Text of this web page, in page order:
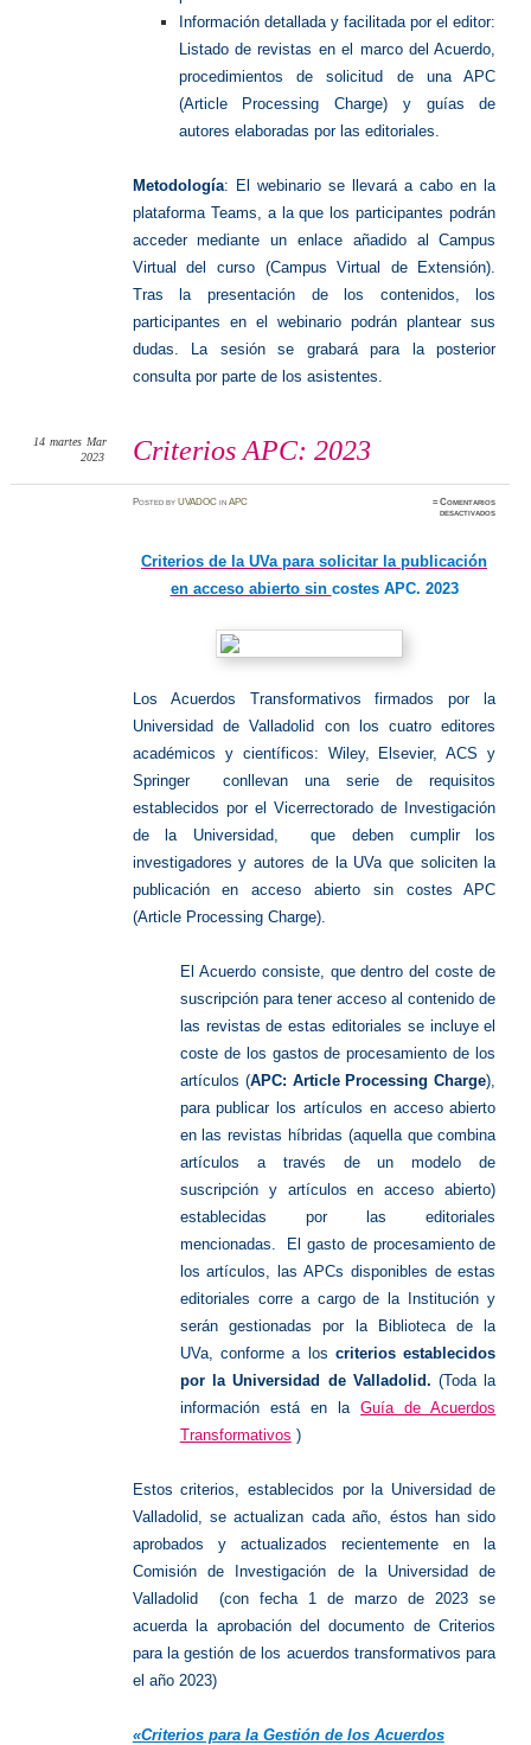
Información detallada y facilitada por el editor:
Listado de revistas en el marco del Acuerdo,
procedimientos de solicitud de una APC
(Article Processing Charge) y guías de
autores elaboradas por las editoriales.
Metodología: El webinario se llevará a cabo en la
plataforma Teams, a la que los participantes podrán
acceder mediante un enlace añadido al Campus
Virtual del curso (Campus Virtual de Extensión).
Tras la presentación de los contenidos, los
participantes en el webinario podrán plantear sus
dudas. La sesión se grabará para la posterior
consulta por parte de los asistentes.
Criterios APC: 2023
14 martes Mar
2023
PostedbyUVADOC inAPC ≈Comentarios
desactivadosen
Criterios de la UVa para solicitar la publicación
en acceso abierto sin costes APC. 2023
Los Acuerdos Transformativos firmados por la
Universidad de Valladolid con los cuatro editores
académicos y científicos: Wiley, Elsevier, ACS y
Springer conllevan una serie de requisitos
establecidos por el Vicerrectorado de Investigación
de la Universidad, que deben cumplir los
investigadores y autores de la UVa que soliciten la
publicación en acceso abierto sin costes APC
(Article Processing Charge).
El Acuerdo consiste, que dentro del coste de
suscripción para tener acceso al contenido de
las revistas de estas editoriales se incluye el
coste de los gastos de procesamiento de los
artículos (APC: Article Processing Charge),
para publicar los artículos en acceso abierto
en las revistas híbridas (aquella que combina
artículos a través de un modelo de
suscripción y artículos en acceso abierto)
establecidas por las editoriales
mencionadas. El gasto de procesamiento de
los artículos, las APCs disponibles de estas
editoriales corre a cargo de la Institución y
serán gestionadas por la Biblioteca de la
UVa, conforme a los criterios establecidos
por la Universidad de Valladolid.(Toda la
información está en laGuía de Acuerdos
Transformativos )
Estos criterios, establecidos por la Universidad de
Valladolid, se actualizan cada año, éstos han sido
aprobados y actualizados recientemente en la
Comisión de Investigación de la Universidad de
Valladolid (con fecha 1 de marzo de 2023 se
acuerda la aprobación del documento de Criterios
para la gestión de los acuerdos transformativos para
el año 2023)
«Criterios para la Gestión de los Acuerdos